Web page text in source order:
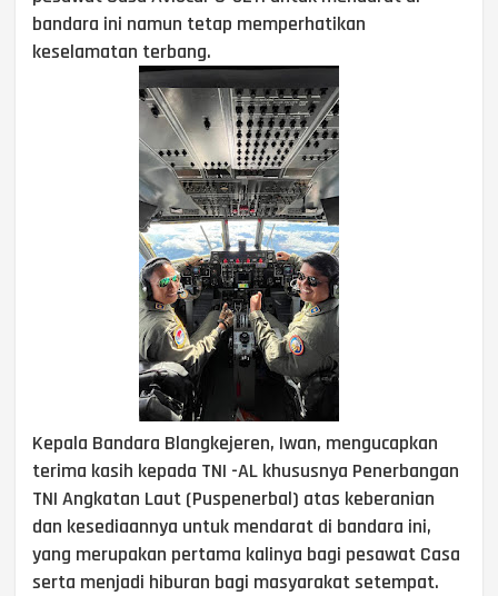
bandara ini namun tetap memperhatikan
keselamatan terbang.
Kepala Bandara Blangkejeren, Iwan, mengucapkan
terima kasih kepada TNI -AL khususnya Penerbangan
TNI Angkatan Laut (Puspenerbal) atas keberanian
dan kesediaannya untuk mendarat di bandara ini,
yang merupakan pertama kalinya bagi pesawat Casa
serta menjadi hiburan bagi masyarakat setempat.